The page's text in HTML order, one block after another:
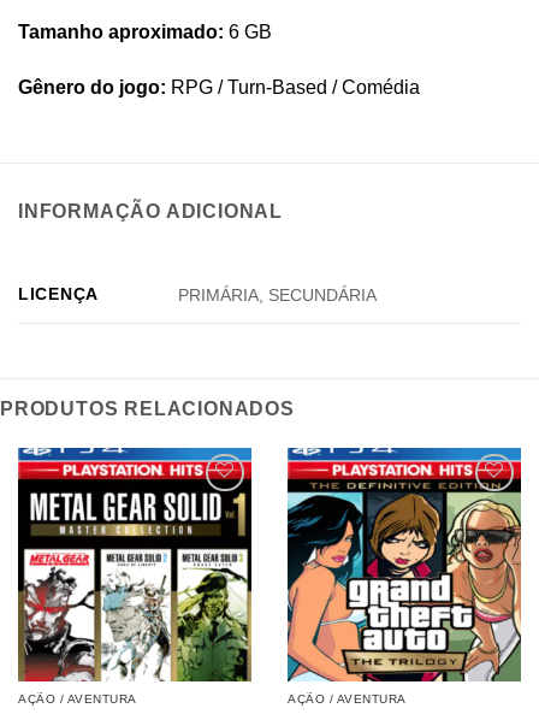
Tamanho aproximado: 6 GB
Gênero do jogo: RPG / Turn-Based / Comédia
INFORMAÇÃO ADICIONAL
LICENÇA PRIMÁRIA, SECUNDÁRIA
PRODUTOS RELACIONADOS
AÇÃO / AVENTURA AÇÃO / AVENTURA